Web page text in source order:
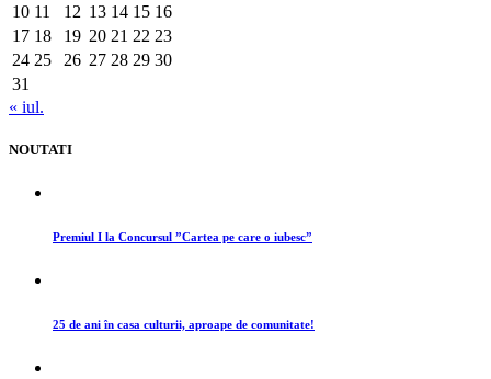
10 11 12 13 14 15 16
17 18 19 20 21 22 23
24 25 26 27 28 29 30
31
« iul.
NOUTATI
Premiul I la Concursul ”Cartea pe care o iubesc”
25 de ani în casa culturii, aproape de comunitate!